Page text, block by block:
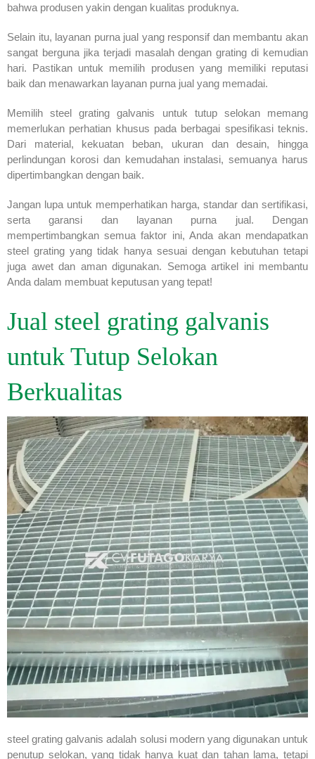
bahwa produsen yakin dengan kualitas produknya.
Selain itu, layanan purna jual yang responsif dan membantu akan
sangat berguna jika terjadi masalah dengan grating di kemudian
hari. Pastikan untuk memilih produsen yang memiliki reputasi
baik dan menawarkan layanan purna jual yang memadai.
Memilih steel grating galvanis untuk tutup selokan memang
memerlukan perhatian khusus pada berbagai spesifikasi teknis.
Dari material, kekuatan beban, ukuran dan desain, hingga
perlindungan korosi dan kemudahan instalasi, semuanya harus
dipertimbangkan dengan baik.
Jangan lupa untuk memperhatikan harga, standar dan sertifikasi,
serta garansi dan layanan purna jual. Dengan
mempertimbangkan semua faktor ini, Anda akan mendapatkan
steel grating yang tidak hanya sesuai dengan kebutuhan tetapi
juga awet dan aman digunakan. Semoga artikel ini membantu
Anda dalam membuat keputusan yang tepat!
Jual steel grating galvanis
untuk Tutup Selokan
Berkualitas
steel grating galvanis adalah solusi modern yang digunakan untuk
penutup selokan, yang tidak hanya kuat dan tahan lama, tetapi